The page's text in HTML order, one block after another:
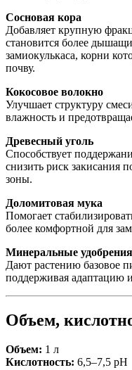
Сосновая кора
Добавляет крупную
становится более
замиокулькаса, корни
почву.
Кокосовое волокно
Улучшает структуру
влажность и
Древесный уголь
Способствует
снизить риск закисания
зоны.
Доломитовая мука
Помогает
более комфортной для
Минеральные удобрения
Дают растению базовое
поддерживая адаптацию
Объем,
Объем: 1 л
Кислотность: 6,5–7,5 pH